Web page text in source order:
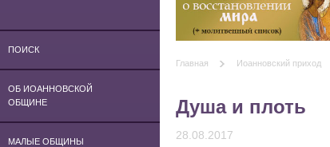
ПОИСК
ОБ ИОАННОВСКОЙ
ОБЩИНЕ
МАЛЫЕ ОБЩИНЫ
Главная Иоанновский приход
Душа и плоть
28.08.2017